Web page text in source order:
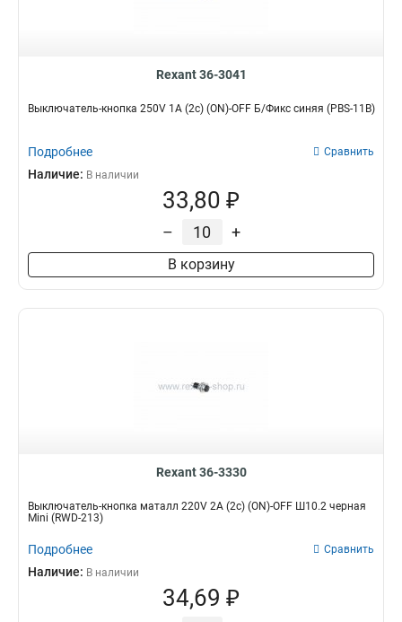
Rexant 36-3041
Выключатель-кнопка 250V 1А (2с) (ON)-OFF Б/Фикс синяя (PBS-11В)
Подробнее Сравнить
Наличие: В наличии
33,80 ₽
– +
В корзину
Rexant 36-3330
Выключатель-кнопка маталл 220V 2А (2с) (ON)-OFF Ш10.2 черная
Mini (RWD-213)
Подробнее Сравнить
Наличие: В наличии
34,69 ₽